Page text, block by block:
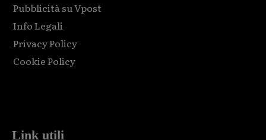
Pubblicità su Vpost
Info Legali
Privacy Policy
Cookie Policy
Link utili